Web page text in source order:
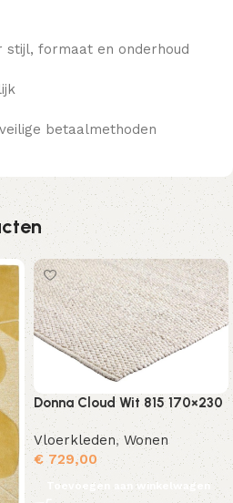
stijl, formaat en onderhoud
betaalmethoden
Donna Cloud Wit 815 170×230
Vloerkleden, Wonen
€ 729,00
Toevoegen aan winkelwagen